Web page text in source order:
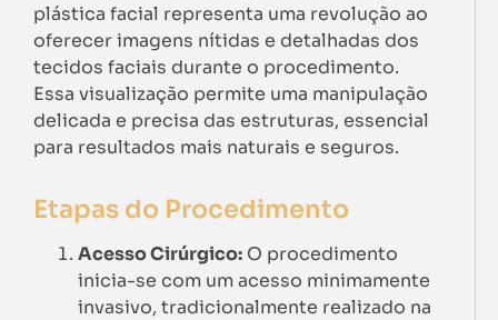
plástica facial representa uma revolução ao
oferecer imagens nítidas e detalhadas dos
tecidos faciais durante o procedimento.
Essa visualização permite uma manipulação
delicada e precisa das estruturas, essencial
para resultados mais naturais e seguros.
Etapas do Procedimento
Acesso Cirúrgico: O procedimento
inicia-se com um acesso minimamente
invasivo, tradicionalmente realizado na